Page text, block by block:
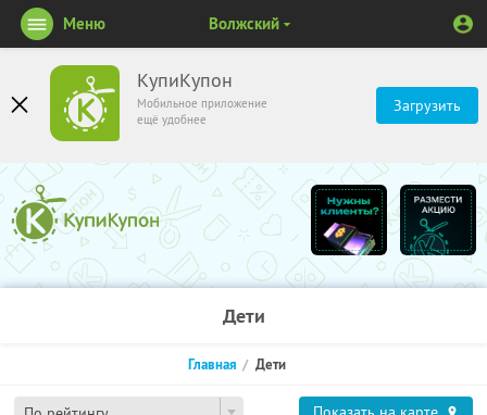
КупиКупон
Мобильное приложение
ещё удобнее
Загрузить
Меню Волжский
Дети
Главная Дети